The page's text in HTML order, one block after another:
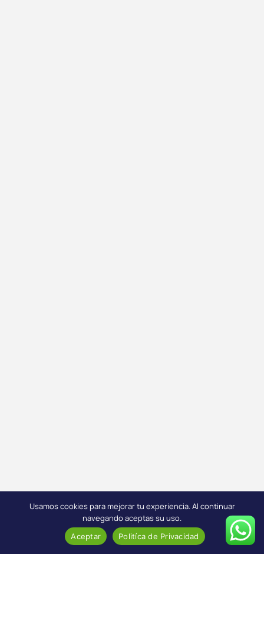
Usamos cookies para mejorar tu experiencia. Al continuar
navegando aceptas su uso.
Aceptar Politíca de Privacidad